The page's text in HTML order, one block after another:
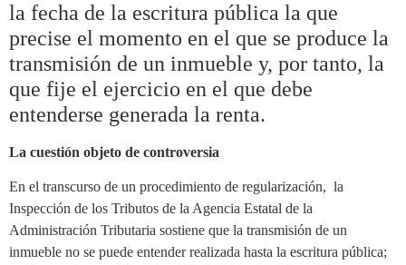
la fecha de la escritura pública la que
precise el momento en el que se produce la
transmisión de un inmueble y, por tanto, la
que fije el ejercicio en el que debe
entenderse generada la renta.
La cuestión objeto de controversia
En el transcurso de un procedimiento de regularización, la
Inspección de los Tributos de la Agencia Estatal de la
Administración Tributaria sostiene que la transmisión de un
inmueble no se puede entender realizada hasta la escritura pública;